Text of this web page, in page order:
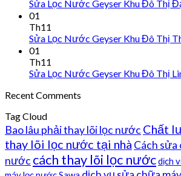
Sửa Lọc Nước Geyser Khu Đô Thị
01
Th11
Sửa Lọc Nước Geyser Khu Đô Thị
01
Th11
Sửa Lọc Nước Geyser Khu Đô Thị
Recent Comments
Tag Cloud
Bao lâu phải thay lõi lọc nước Chất
thay lõi lọc nước tại nhà Cách sửa
nước cách thay lõi lọc nướcdịch